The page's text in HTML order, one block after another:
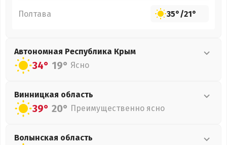
Полтава 35°/21°
Автономная Республика Крым
34° 19° Ясно
Винницкая область
39° 20° Преимущественно ясно
Волынская область